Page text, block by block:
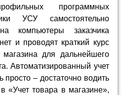
программных
УСУ самостоятельно
компьютеры заказчика
и проводят краткий курс
для дальнейшего
Автоматизированный учет
просто – достаточно водить
«Учет товара в магазине»,